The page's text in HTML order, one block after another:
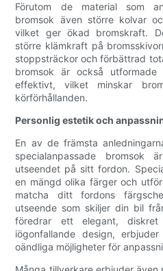
Förutom de material som
bromsok även större kolvar
vilket ger ökad bromskraft.
större klämkraft på
stoppsträckor och förbättrad
bromsok är också
effektivt, vilket minskar
körförhållanden.
Personlig estetik och
En av de främsta
specialanpassade bromsok
utseendet på sitt fordon.
en mängd olika färger och
matcha ditt fordons
utseende som skiljer din bil
föredrar ett elegant,
iögonfallande design,
oändliga möjligheter för